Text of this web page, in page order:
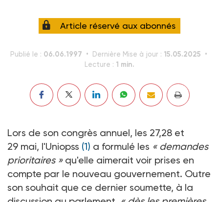
Article réservé aux abonnés
Publié le : 06.06.1997 Dernière Mise à jour : 15.05.2025
Lecture : 1 min.
Lors de son congrès annuel, les 27,28 et
29 mai, l'Uniopss (1) a formulé les « demandes
prioritaires »qu'elle aimerait voir prises en
compte par le nouveau gouvernement. Outre
son souhait que ce dernier soumette, à la